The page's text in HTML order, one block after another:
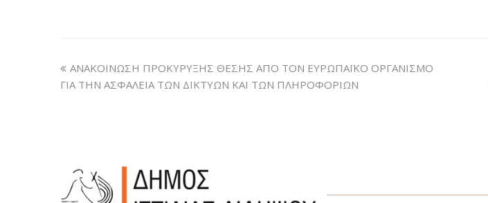
ΑΝΑΚΟΙΝΩΣΗ ΠΡΟΚΥΡΥΞΗΣ ΘΕΣΗΣ ΑΠΟ ΤΟΝ ΕΥΡΩΠΑΪΚΟ ΟΡΓΑΝΙΣΜΟ
ΓΙΑ ΤΗΝ ΑΣΦΑΛΕΙΑ ΤΩΝ ΔΙΚΤΥΩΝ ΚΑΙ ΤΩΝ ΠΛΗΡΟΦΟΡΙΩΝ